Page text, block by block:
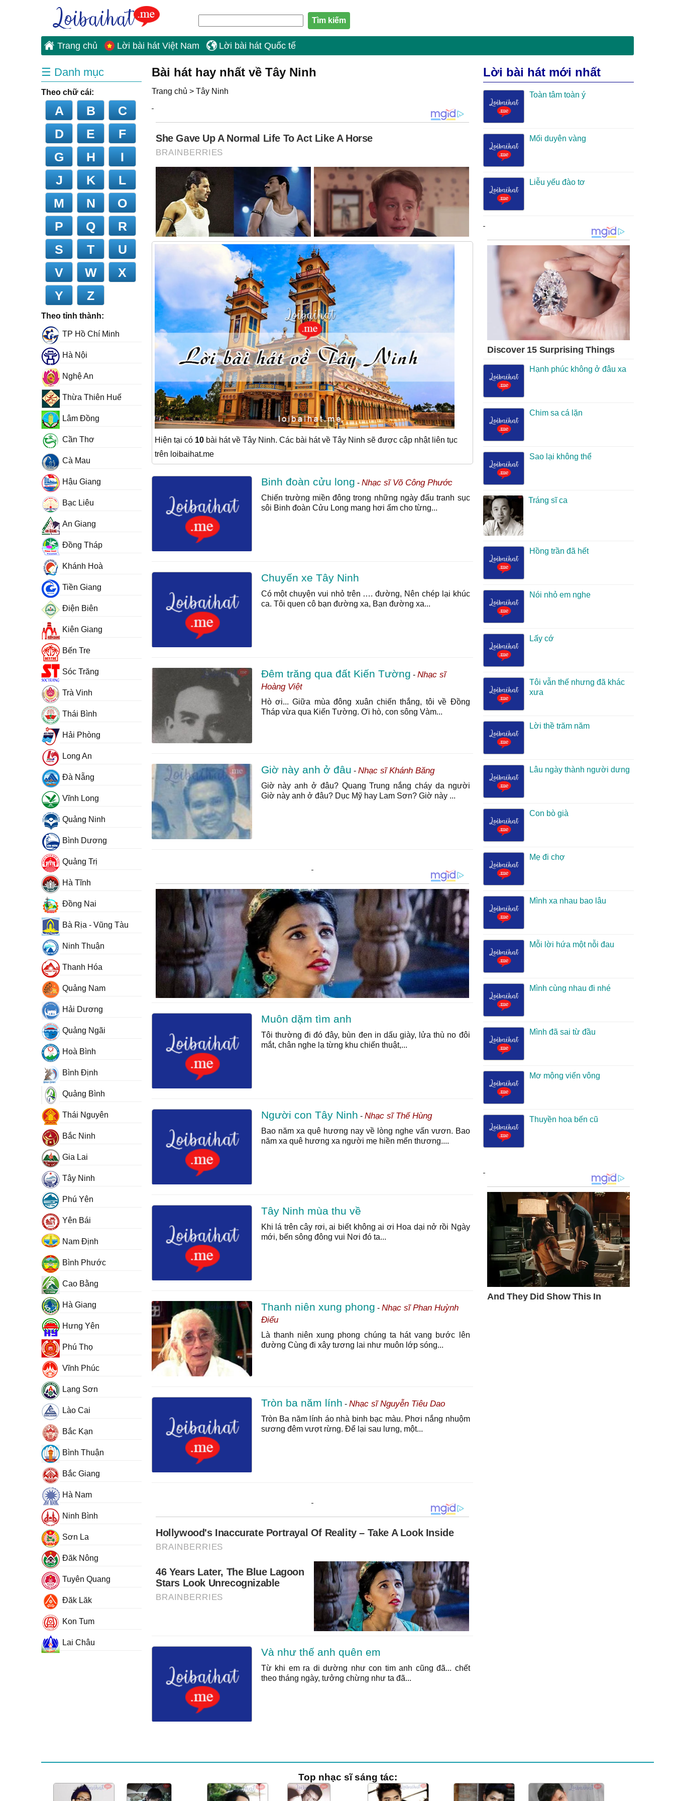
Trang chủ Lời bài hát Việt Nam Lời bài hát Quốc tế
Bài hát hay nhất về Tây Ninh
Trang chủ > Tây Ninh
Hiện tại có 10 bài hát về Tây Ninh. Các bài hát về Tây Ninh sẽ được cập nhật liên tục
trên loibaihat.me
Binh đoàn cửu long - Nhạc sĩ Võ Công Phước
Chiến trường miền đông trong những ngày đấu tranh sục
sôi Binh đoàn Cửu Long mang hơi ấm cho từng...
Chuyến xe Tây Ninh
Có một chuyện vui nhỏ trên …. đường, Nên chép lại khúc
ca. Tôi quen cô bạn đường xa, Bạn đường xa...
Đêm trăng qua đất Kiến Tường - Nhạc sĩ
Hoàng Việt
Hò ơi... Giữa mùa đông xuân chiến thắng, tôi về Đồng
Tháp vừa qua Kiến Tường. Ơi hò, con sông Vàm...
Giờ này anh ở đâu - Nhạc sĩ Khánh Băng
Giờ này anh ở đâu? Quang Trung nắng cháy da người
Giờ này anh ở đâu? Dục Mỹ hay Lam Sơn? Giờ này ...
Muôn dặm tìm anh
Tôi thường đi đó đây, bùn đen in dấu giày, lửa thù no đôi
mắt, chân nghe lạ từng khu chiến thuật,...
Người con Tây Ninh - Nhạc sĩ Thế Hùng
Bao năm xa quê hương nay về lòng nghe vấn vươn. Bao
năm xa quê hương xa người mẹ hiền mến thương....
Tây Ninh mùa thu về
Khi lá trên cây rơi, ai biết không ai ơi Hoa dại nở rồi Ngày
mới, bến sông đông vui Nơi đó ta...
Thanh niên xung phong - Nhạc sĩ Phan Huỳnh
Điểu
Là thanh niên xung phong chúng ta hát vang bước lên
đường Cùng đi xây tương lai như muôn lớp sóng...
Tròn ba năm lính - Nhạc sĩ Nguyễn Tiêu Dao
Tròn Ba năm lính áo nhà binh bạc màu. Phơi nắng nhuộm
sương đêm vượt rừng. Để lại sau lưng, một...
Và như thế anh quên em
Từ khi em ra di dường như con tim anh cũng đã... chết
theo tháng ngày, tưởng chừng như ta đã...
Lời bài hát mới nhất
Toàn tâm toàn ý
Mối duyên vàng
Liễu yếu đào tơ
Hạnh phúc không ở đâu xa
Chim sa cá lặn
Sao lại không thể
Tráng sĩ ca
Hồng trần đã hết
Nói nhỏ em nghe
Lấy cớ
Tôi vẫn thế nhưng đã khác
xưa
Lời thề trăm năm
Lâu ngày thành người dưng
Con bò già
Mẹ đi chợ
Mình xa nhau bao lâu
Mỗi lời hứa một nỗi đau
Mình cùng nhau đi nhé
Mình đã sai từ đầu
Mơ mộng viển vông
Thuyền hoa bến cũ
☰ Danh mục
Theo chữ cái:
A B
C
D
E
F
G
H
I
J
K
L
M
N
O
P
Q
R
S
T
U
V
W
X
Y
Z
Theo tỉnh thành:
TP Hồ Chí Minh
Hà Nội
Nghệ An
Thừa Thiên Huế
Lâm Đồng
Cần Thơ
Cà Mau
Hậu Giang
Bạc Liêu
An Giang
Đồng Tháp
Khánh Hoà
Tiền Giang
Điện Biên
Kiên Giang
Bến Tre
Sóc Trăng
Trà Vinh
Thái Bình
Hải Phòng
Long An
Đà Nẵng
Vĩnh Long
Quảng Ninh
Bình Dương
Quảng Trị
Hà Tĩnh
Đồng Nai
Bà Rịa - Vũng Tàu
Ninh Thuận
Thanh Hóa
Quảng Nam
Hải Dương
Quảng Ngãi
Hoà Bình
Bình Định
Quảng Bình
Thái Nguyên
Bắc Ninh
Gia Lai
Tây Ninh
Phú Yên
Yên Bái
Nam Định
Bình Phước
Cao Bằng
Hà Giang
Hưng Yên
Phú Thọ
Vĩnh Phúc
Lạng Sơn
Lào Cai
Bắc Kạn
Bình Thuận
Bắc Giang
Hà Nam
Ninh Bình
Sơn La
Đăk Nông
Tuyên Quang
Đăk Lăk
Kon Tum
Lai Châu
Top nhạc sĩ sáng tác: